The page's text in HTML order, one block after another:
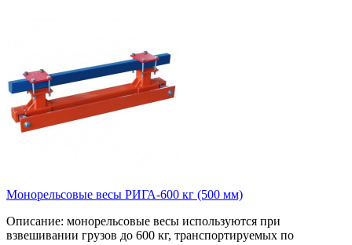
Монорельсовые весы РИГА-600 кг (500 мм)
Описание: монорельсовые весы используютcя при
взвешивании грузов до 600 кг, транспортируемых по